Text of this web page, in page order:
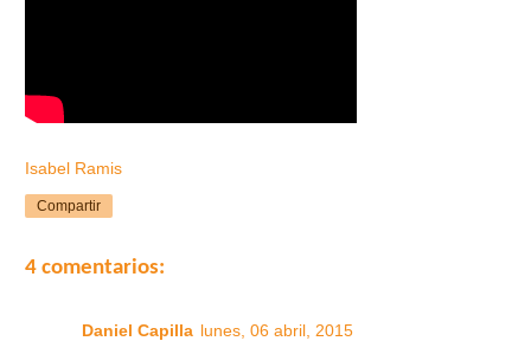
Isabel Ramis
Compartir
4 comentarios:
Daniel Capilla lunes, 06 abril, 2015